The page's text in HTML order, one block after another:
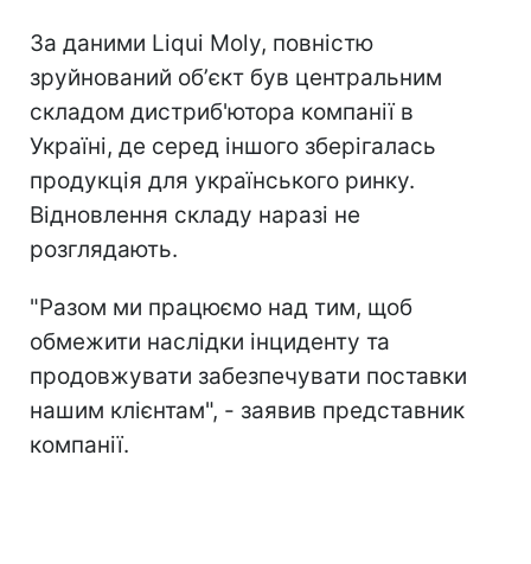
За даними Liqui Moly, повністю
зруйнований обʼєкт був центральним
складом дистриб'ютора компанії в
Україні, де серед іншого зберігалась
продукція для українського ринку.
Відновлення складу наразі не
розглядають.
"Разом ми працюємо над тим, щоб
обмежити наслідки інциденту та
продовжувати забезпечувати поставки
нашим клієнтам", - заявив представник
компанії.